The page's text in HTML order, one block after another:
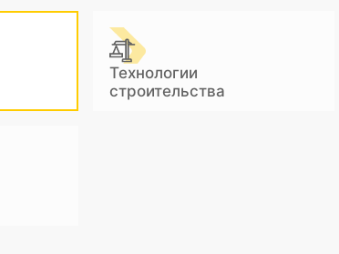
Технологии
строительства